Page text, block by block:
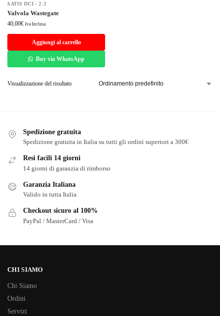
SATIS DCI - 2.2
Valvola Wastegate
40,00€ Iva Inclusa
Aggiungi al carrello
Buy via WhatsApp
Visualizzazione del risultato
Spedizione gratuita
Spedizione gratuita in Italia su tutti gli ordini superiori a 300€
Resi facili 14 giorni
14 giorni di garanzia di rimborso
Garanzia Italiana
Valido in tutta Italia
Checkout sicuro al 100%
PayPal / MasterCard / Visa
CHI SIAMO
Chi Siamo
Ordini
Servizi